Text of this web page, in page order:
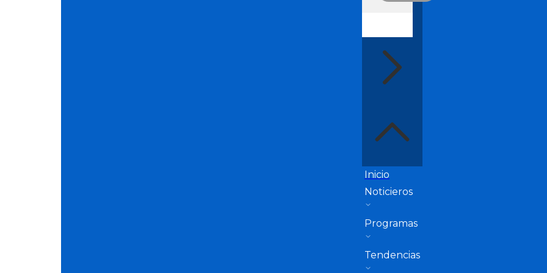
Inicio
Noticieros
Programas
Tendencias